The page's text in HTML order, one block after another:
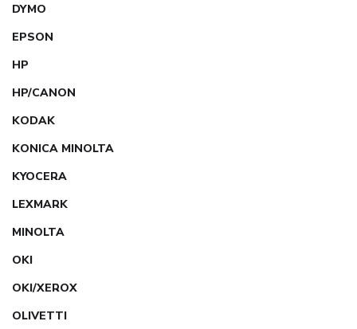
DYMO
EPSON
HP
HP/CANON
KODAK
KONICA MINOLTA
KYOCERA
LEXMARK
MINOLTA
OKI
OKI/XEROX
OLIVETTI